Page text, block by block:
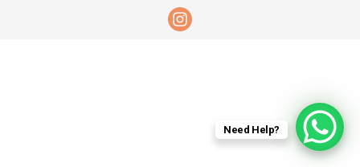
Need Help?